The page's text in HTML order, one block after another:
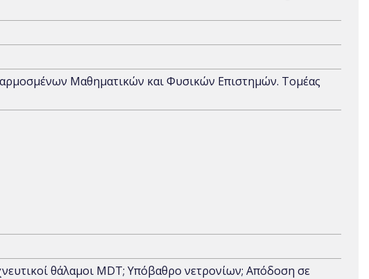
Μαθηματικών και Φυσικών Επιστημών. Τομέας
θάλαμοι MDT; Υπόβαθρο νετρονίων; Απόδοση σε